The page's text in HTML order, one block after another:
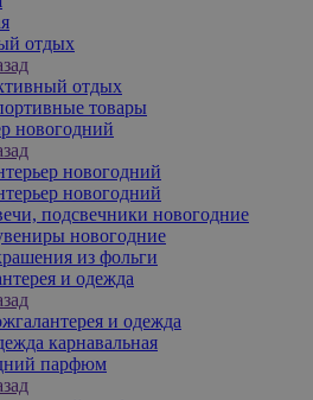
отдых
отдых
товары
новогодний
новогодний
новогодний
подсвечники новогодние
новогодние
из фольги
и одежда
и одежда
карнавальная
парфюм